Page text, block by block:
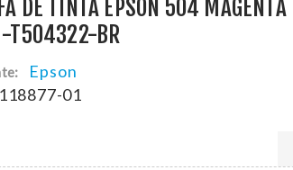
DE TINTA EPSON 504 MAGENTA
T504322-BR
Epson
01